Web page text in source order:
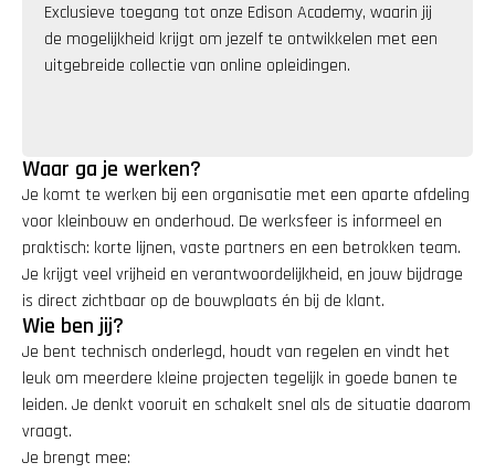
Exclusieve toegang tot onze Edison Academy, waarin jij
de mogelijkheid krijgt om jezelf te ontwikkelen met een
uitgebreide collectie van online opleidingen.
Waar ga je werken?
Je komt te werken bij een organisatie met een aparte afdeling
voor kleinbouw en onderhoud. De werksfeer is informeel en
praktisch: korte lijnen, vaste partners en een betrokken team.
Je krijgt veel vrijheid en verantwoordelijkheid, en jouw bijdrage
is direct zichtbaar op de bouwplaats én bij de klant.
Wie ben jij?
Je bent technisch onderlegd, houdt van regelen en vindt het
leuk om meerdere kleine projecten tegelijk in goede banen te
leiden. Je denkt vooruit en schakelt snel als de situatie daarom
vraagt.
Je brengt mee: